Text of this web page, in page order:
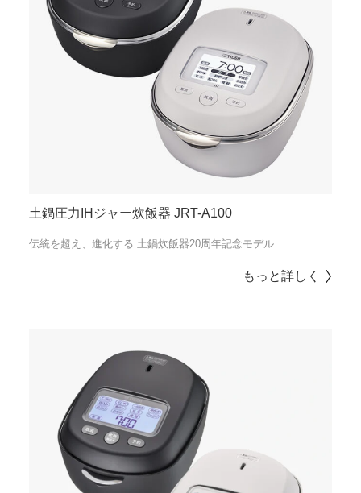
土鍋圧力IHジャー炊飯器 JRT-A100
伝統を超え、進化する 土鍋炊飯器20周年記念モデル
もっと詳しく